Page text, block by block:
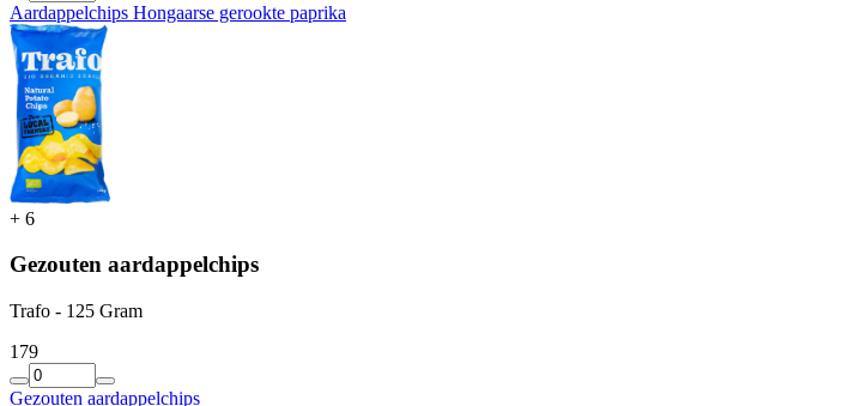
Aardappelchips Hongaarse gerookte paprika
+ 6
Gezouten aardappelchips
Trafo - 125 Gram
1 79
Gezouten aardappelchips